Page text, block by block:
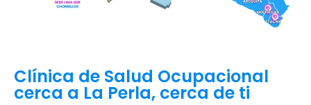
Clínica de Salud Ocupacional
cerca a La Perla, cerca de ti